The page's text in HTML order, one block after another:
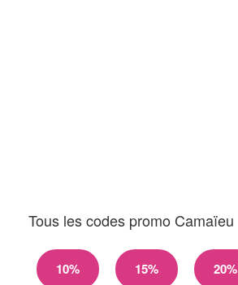
Tous les codes promo Camaïeu
10% 15% 20%